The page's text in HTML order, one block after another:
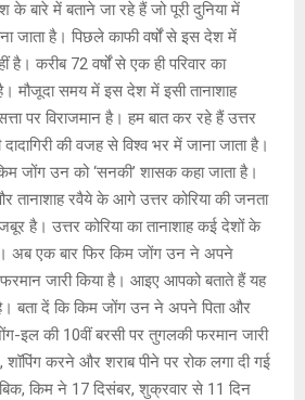
py
Li
n
k
tt
er
में बताने जा रहे हैं जो पूरी दुनिया में
जाता है। पिछले काफी वर्षों से इस देश में
है। करीब 72 वर्षों से एक ही परिवार का
मौजूदा समय में इस देश में इसी तानाशाह
सत्ता पर विराजमान है। हम बात कर रहे हैं उत्तर
की वजह से विश्व भर में जाना जाता है।
जोंग उन को ‘सनकी’ शासक कहा जाता है।
तानाशाह रवैये के आगे उत्तर कोरिया की जनता
है। उत्तर कोरिया का तानाशाह कई देशों के
अब एक बार फिर किम जोंग उन ने अपने
फरमान जारी किया है। आइए आपको बताते हैं यह
बता दें कि किम जोंग उन ने अपने पिता और
इल की 10वीं बरसी पर तुगलकी फरमान जारी
करने और शराब पीने पर रोक लगा दी गई
किम ने 17 दिसंबर, शुक्रवार से 11 दिन